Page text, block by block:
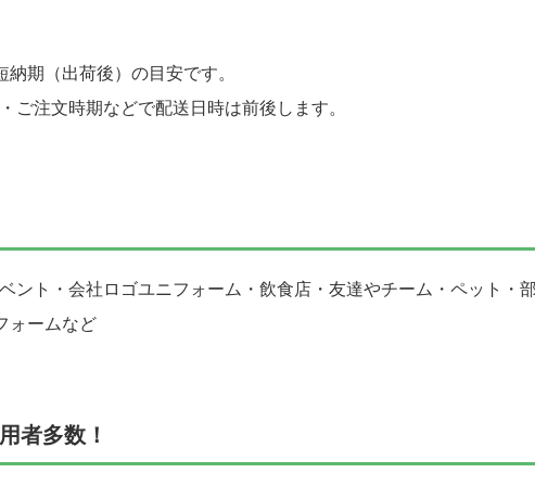
期（出荷後）の目安です。
注文時期などで配送日時は前後します。
ント・会社ロゴユニフォーム・飲食店・友達やチーム・ペット・
ォームなど
者多数！